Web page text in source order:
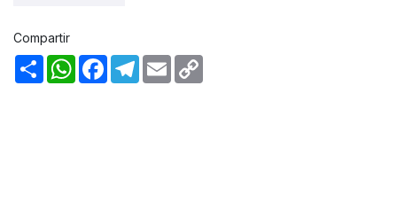
Compartir
Share WhatsAppFacebookTelegram
Email